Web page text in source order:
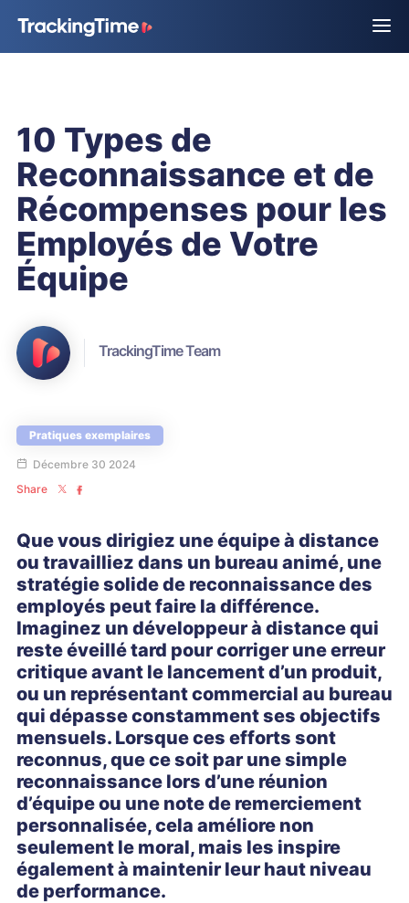
10 Types de
Reconnaissance et de
Récompenses pour les
Employés de Votre
Équipe
TrackingTime Team
Pratiques exemplaires
Décembre 30 2024
Share
Que vous dirigiez une équipe à distance
ou travailliez dans un bureau animé, une
stratégie solide de reconnaissance des
employés peut faire la différence.
Imaginez un développeur à distance qui
reste éveillé tard pour corriger une erreur
critique avant le lancement d’un produit,
ou un représentant commercial au bureau
qui dépasse constamment ses objectifs
mensuels. Lorsque ces efforts sont
reconnus, que ce soit par une simple
reconnaissance lors d’une réunion
d’équipe ou une note de remerciement
personnalisée, cela améliore non
seulement le moral, mais les inspire
également à maintenir leur haut niveau
de performance.